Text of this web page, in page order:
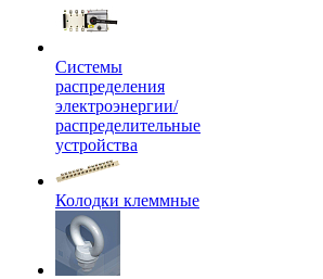
Системы
распределения
электроэнергии/
распределительные
устройства
Колодки клеммные